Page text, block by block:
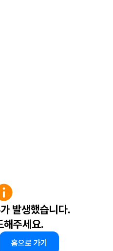
발생했습니다.
해주세요.
홈으로 가기